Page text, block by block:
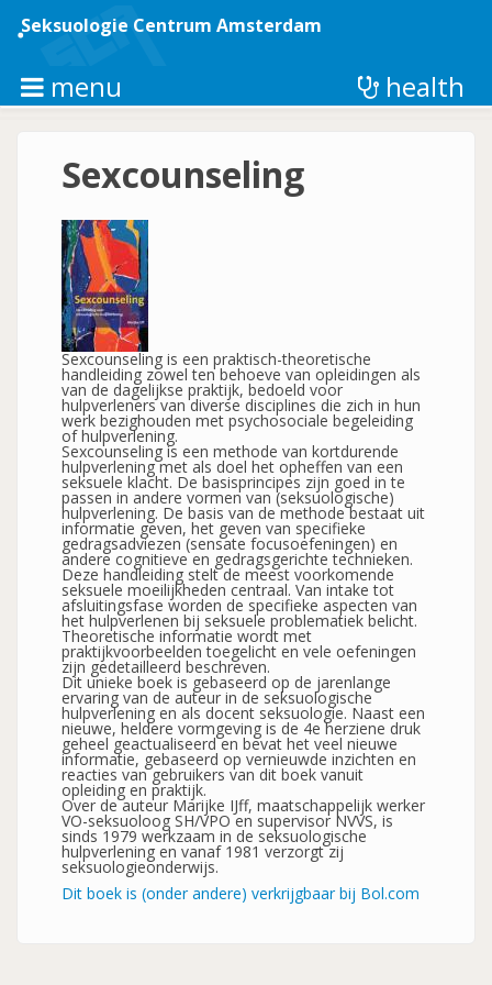
naar
gaan
Seksuologie Centrum Amsterdam
menu health
Sexcounseling
Sexcounseling is een praktisch-theoretische
handleiding zowel ten behoeve van opleidingen als
van de dagelijkse praktijk, bedoeld voor
hulpverleners van diverse disciplines die zich in hun
werk bezighouden met psychosociale begeleiding
of hulpverlening.
Sexcounseling is een methode van kortdurende
hulpverlening met als doel het opheffen van een
seksuele klacht. De basisprincipes zijn goed in te
passen in andere vormen van (seksuologische)
hulpverlening. De basis van de methode bestaat uit
informatie geven, het geven van specifieke
gedragsadviezen (sensate focusoefeningen) en
andere cognitieve en gedragsgerichte technieken.
Deze handleiding stelt de meest voorkomende
seksuele moeilijkheden centraal. Van intake tot
afsluitingsfase worden de specifieke aspecten van
het hulpverlenen bij seksuele problematiek belicht.
Theoretische informatie wordt met
praktijkvoorbeelden toegelicht en vele oefeningen
zijn gedetailleerd beschreven.
Dit unieke boek is gebaseerd op de jarenlange
ervaring van de auteur in de seksuologische
hulpverlening en als docent seksuologie. Naast een
nieuwe, heldere vormgeving is de 4e herziene druk
geheel geactualiseerd en bevat het veel nieuwe
informatie, gebaseerd op vernieuwde inzichten en
reacties van gebruikers van dit boek vanuit
opleiding en praktijk.
Over de auteur Marijke IJff, maatschappelijk werker
VO-seksuoloog SH/VPO en supervisor NVVS, is
sinds 1979 werkzaam in de seksuologische
hulpverlening en vanaf 1981 verzorgt zij
seksuologieonderwijs.
Dit boek is (onder andere) verkrijgbaar bij Bol.com